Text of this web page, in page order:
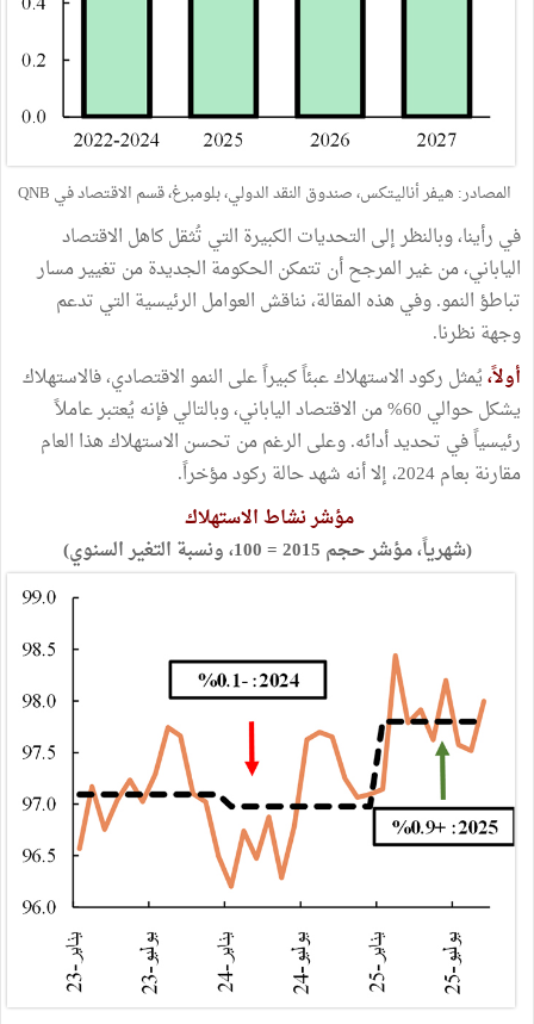
المصادر: هيفر أناليتكس، صندوق النقد الدولي، بلومبرغ، قسم الاقتصاد في QNB
في رأينا، وبالنظر إلى التحديات الكبيرة التي تُثقل كاهل الاقتصاد
الياباني، من غير المرجح أن تتمكن الحكومة الجديدة من تغيير مسار
تباطؤ النمو. وفي هذه المقالة، نناقش العوامل الرئيسية التي تدعم
وجهة نظرنا.
أولاً،يُمثل ركود الاستهلاك عبئاً كبيراً على النمو الاقتصادي، فالاستهلاك
يشكل حوالي 60% من الاقتصاد الياباني، وبالتالي فإنه يُعتبر عاملاً
رئيسياً في تحديد أدائه. وعلى الرغم من تحسن الاستهلاك هذا العام
مقارنة بعام 2024، إلا أنه شهد حالة ركود مؤخراً.
مؤشر نشاط الاستهلاك
(شهرياً، مؤشر حجم 2015 = 100، ونسبة التغير السنوي)